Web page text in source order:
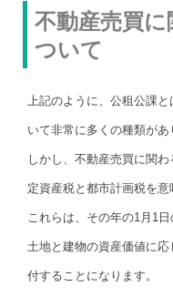
不動産売買
ついて
上記のように、公租公課
いて非常に多くの種類があ
しかし、不動産売買に関
定資産税と都市計画税を意
これらは、その年の1月1
土地と建物の資産価値に
付することになります。